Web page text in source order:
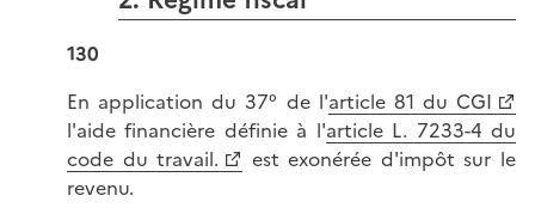
130
En application du 37° de l'article 81 du CGI
l'aide financière définie à l'article L. 7233-4 du
code du travail.
est exonérée d'impôt sur le
revenu.